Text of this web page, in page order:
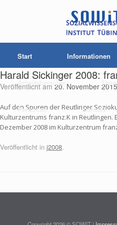
Start Informationen
Arbeitsbereiche
Personen Kontakt
Harald Sickinger 2008:
Veröffentlicht am 20. November 2015
Auf den Spuren der Reutlinger
Kulturzentrums franz.K in Reutlingen.
Dezember 2008 im Kulturzentrum
Veröffentlicht in j2008.